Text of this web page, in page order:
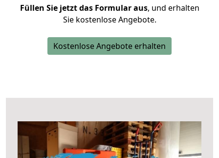
Füllen Sie jetzt das Formular aus, und erhalten
Sie kostenlose Angebote.
Kostenlose Angebote erhalten